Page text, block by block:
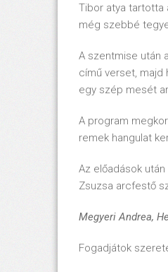
Tibor atya tartotta
még szebbé
A szentmise után
című verset, majd
egy szép mesét
A program
remek hangulat
Az előadások
Zsuzsa arcfestő
Megyeri Andrea,
Fogadjátok